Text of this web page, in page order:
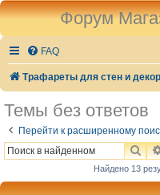
Форум
FAQ
Трафареты для стен и
Темы без ответов
Перейти к расширенному
Найдено 13